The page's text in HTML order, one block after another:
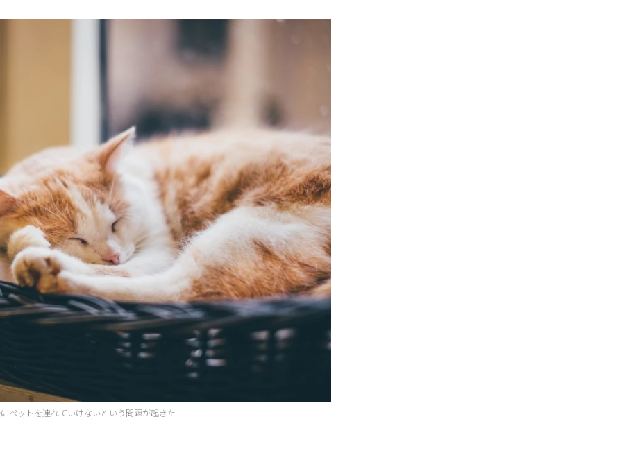
ペットを連れていけないという問題が起きた